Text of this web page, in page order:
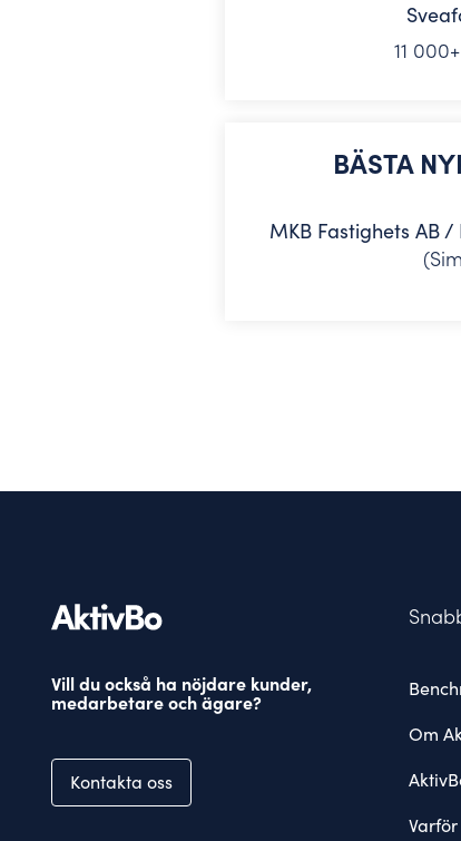
11
BÄSTA
MKB Fastighets AB
Vill du också ha nöjdare kunder,
medarbetare och ägare?
Kontakta oss
Om